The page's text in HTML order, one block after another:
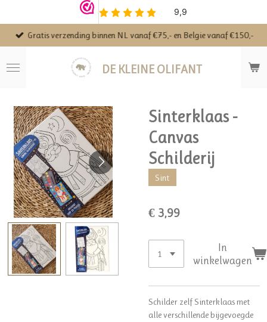
direct
naar
hoofdinhoud
DE KLEINE OLIFANT
Gratis verzending binnen NL vanaf €75,- en Belgie vanaf €150,-
Sinterklaas -
Canvas
Schilderij
Sint
€ 3,99
In
winkelwagen
Schilder zelf Sinterklaas met
alle verschillende bijgevoegde